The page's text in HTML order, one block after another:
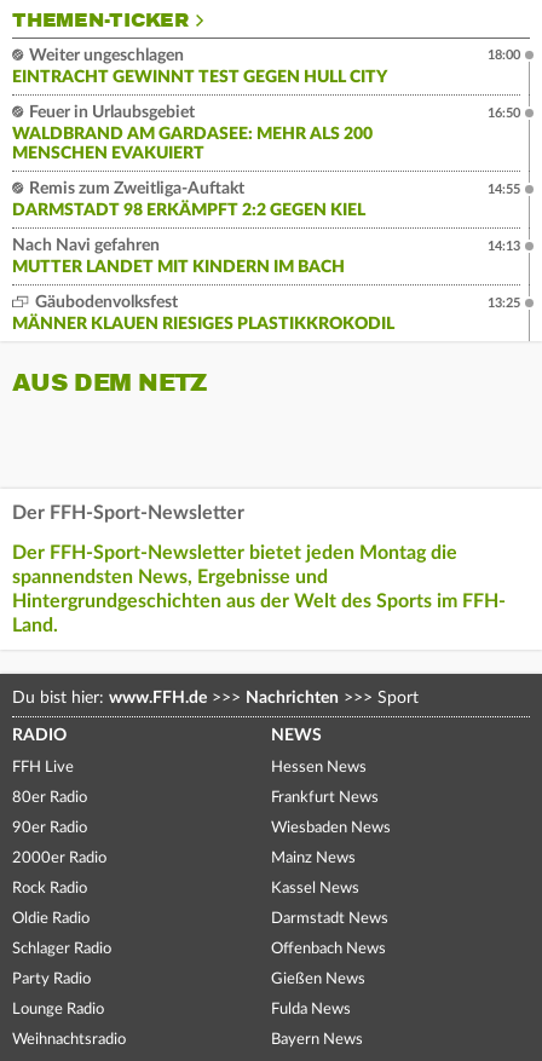
THEMEN-TICKER
Weiter ungeschlagen
EINTRACHT GEWINNT TEST GEGEN HULL CITY
18:00
Feuer in Urlaubsgebiet
WALDBRAND AM GARDASEE: MEHR ALS 200
MENSCHEN EVAKUIERT
16:50
Remis zum Zweitliga-Auftakt
DARMSTADT 98 ERKÄMPFT 2:2 GEGEN KIEL
14:55
Nach Navi gefahren
MUTTER LANDET MIT KINDERN IM BACH
14:13
Gäubodenvolksfest
MÄNNER KLAUEN RIESIGES PLASTIKKROKODIL
13:25
AUS DEM NETZ
Der FFH-Sport-Newsletter
Der FFH-Sport-Newsletter bietet jeden Montag die
spannendsten News, Ergebnisse und
Hintergrundgeschichten aus der Welt des Sports im FFH-
Land.
Du bist hier: www.FFH.de >>> Nachrichten >>> Sport
RADIO
FFH Live
80er Radio
90er Radio
2000er Radio
Rock Radio
Oldie Radio
Schlager Radio
Party Radio
Lounge Radio
Weihnachtsradio
NEWS
Hessen News
Frankfurt News
Wiesbaden News
Mainz News
Kassel News
Darmstadt News
Offenbach News
Gießen News
Fulda News
Bayern News